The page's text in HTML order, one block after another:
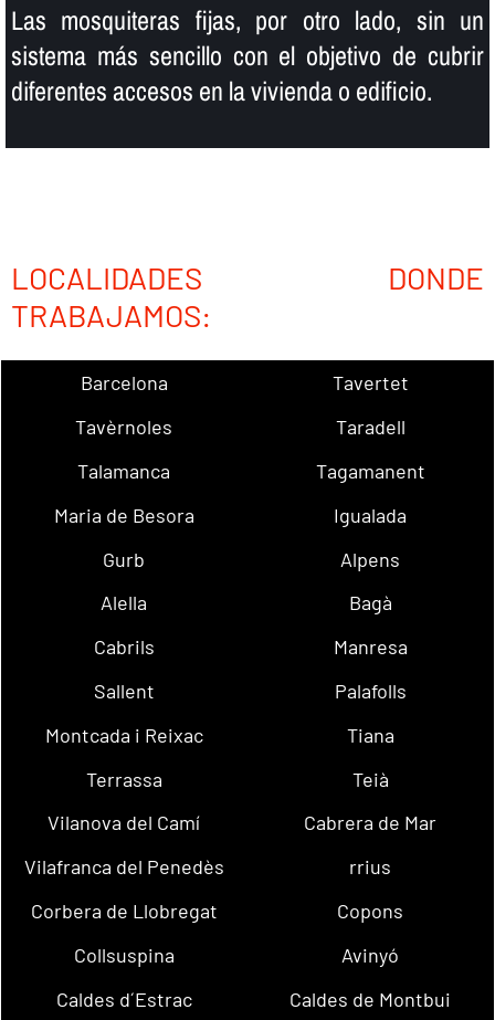
Las mosquiteras fijas, por otro lado, sin un
sistema más sencillo con el objetivo de cubrir
diferentes accesos en la vivienda o edificio.
LOCALIDADES DONDE
TRABAJAMOS:
Barcelona
Tavertet
Tavèrnoles
Taradell
Talamanca
Tagamanent
Maria de Besora
Igualada
Gurb
Alpens
Alella
Bagà
Cabrils
Manresa
Sallent
Palafolls
Montcada i Reixac
Tiana
Terrassa
Teià
Vilanova del Camí
Cabrera de Mar
Vilafranca del Penedès
rrius
Corbera de Llobregat
Copons
Collsuspina
Avinyó
Caldes d´Estrac
Caldes de Montbui